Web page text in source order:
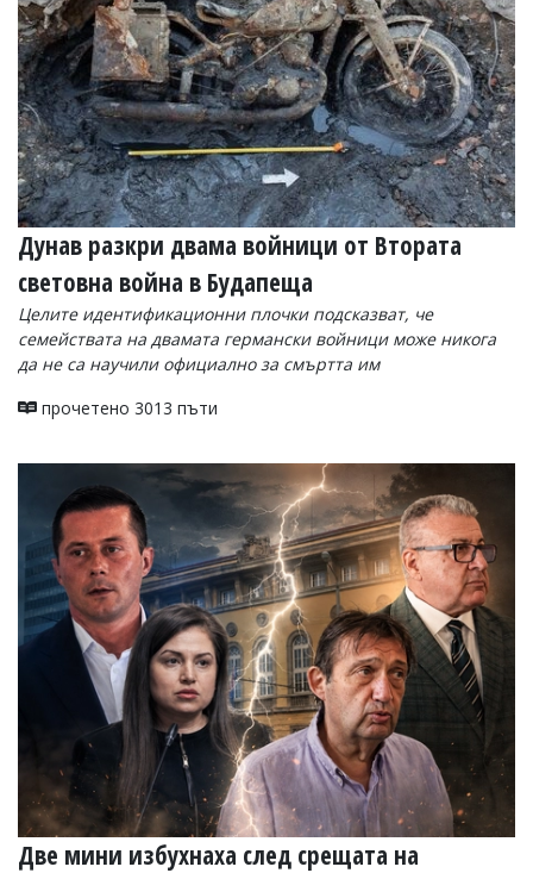
УКРАЙНА
СПОРТ
РАЗСЛЕДВАНЕ
БИЗНЕС
ЮГ
Управители:
Веселин
Василев,
email:
Катя
Касабова,
еmail:k.kassabova@flagman.bg
Главен
office@flagman.bg
Коментарите
статиите
се
въвеждат
отговорност
тях!
Ако
Дунав разкри двама войници от Втората
световна война в Будапеща
Целите идентификационни плочки подсказват, че
семействата на двамата германски войници може никога
да не са научили официално за смъртта им
прочетено 3013 пъти
Две мини избухнаха след срещата на